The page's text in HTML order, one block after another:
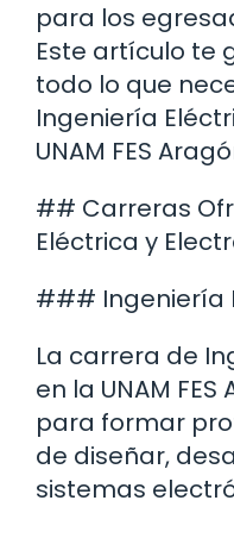
para los
Este artículo te
todo lo que
Ingeniería
UNAM FES
## Carreras
Eléctrica y
### Ingeniería
La carrera de
en la UNAM
para formar
de diseñar,
sistemas